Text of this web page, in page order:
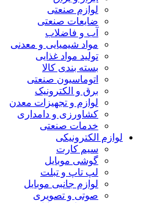
لوازم صنعتی
ضایعات صنعتی
آب و فاضلاب
مواد شیمیایی و معدنی
تولید مواد غذایی
بسته بندی کالا
اتوماسیون صنعتی
برق و الکترونیک
لوازم و تجهیزات معدن
کشاورزی و دامداری
خدمات صنعتی
لوازم الکترونیکی
سیم کارت
گوشی موبایل
لپ تاپ و تبلت
لوازم جانبی موبایل
صوتی و تصویری